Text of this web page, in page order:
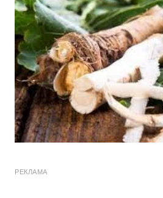
РЕКЛАМА